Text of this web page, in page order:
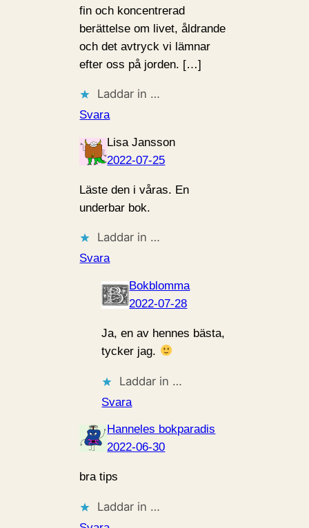
fin och koncentrerad
berättelse om livet, åldrande
och det avtryck vi lämnar
efter oss på jorden. […]
Laddar in …
Svara
Lisa Jansson
2022-07-25
Läste den i våras. En
underbar bok.
Laddar in …
Svara
Bokblomma
2022-07-28
Ja, en av hennes bästa,
tycker jag.
Laddar in …
Svara
Hanneles bokparadis
2022-06-30
bra tips
Laddar in …